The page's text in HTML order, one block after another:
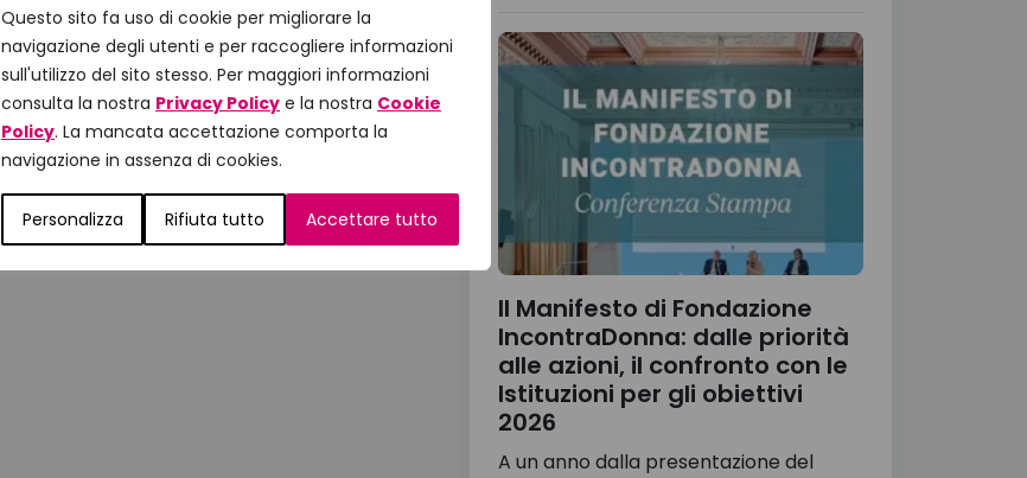
Questo sito fa uso di cookie per migliorare la
navigazione degli utenti e per raccogliere informazioni
sull'utilizzo del sito stesso. Per maggiori informazioni
consulta la nostra Privacy Policy e la nostra Cookie
Policy. La mancata accettazione comporta la
navigazione in assenza di cookies.
Personalizza Rifiuta tutto Accettare tutto
Il Manifesto di Fondazione
IncontraDonna: dalle priorità
alle azioni, il confronto con le
Istituzioni per gli obiettivi
2026
A un anno dalla presentazione del